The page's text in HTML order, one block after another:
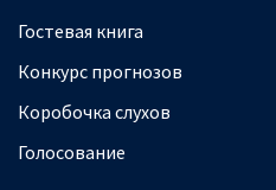
Гостевая книга
Конкурс прогнозов
Коробочка слухов
Голосование